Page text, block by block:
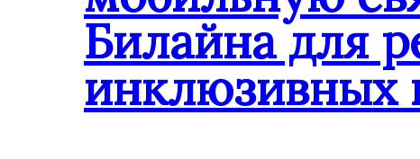
Билайна для
инклюзивных